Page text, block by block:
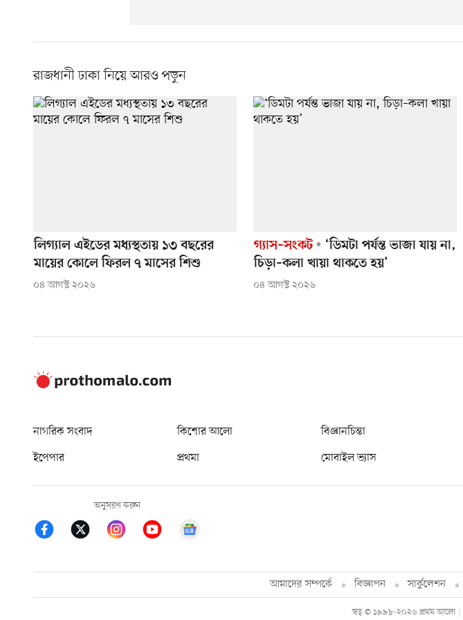
রাজধানী ঢাকা নিয়ে আরও পড়ুন
লিগ্যাল এইডের মধ্যস্থতায় ১৩ বছরের
মায়ের কোলে ফিরল ৭ মাসের শিশু
০৪ আগস্ট ২০২৬
গ্যাস–সংকট
‘ডিমটা পর্যন্ত ভাজা যায় না,
চিড়া–কলা খায়া থাকতে হয়’
০৪ আগস্ট ২০২৬
নাগরিক সংবাদ কিশোর আলো বিজ্ঞানচিন্তা
ইপেপার
প্রথমা মোবাইল ভ্যাস
অনুসরণ করুন
আমাদের সম্পর্কে বিজ্ঞাপন সার্কুলেশন
স্বত্ব © ১৯৯৮-২০২৬ প্রথম আলো